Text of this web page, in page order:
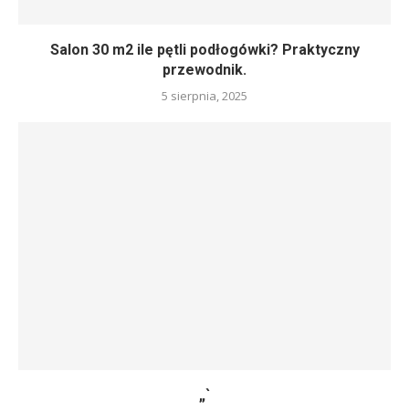
Salon 30 m2 ile pętli podłogówki? Praktyczny
przewodnik.
5 sierpnia, 2025
„`